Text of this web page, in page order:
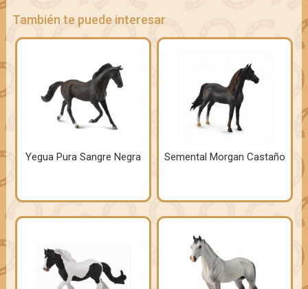
También te puede interesar
Yegua Pura Sangre Negra Semental Morgan Castaño